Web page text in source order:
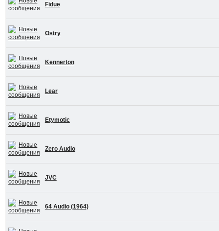
Fidue
Ostry
Kennerton
Lear
Etymotic
Zero Audio
JVC
64 Audio (1964)